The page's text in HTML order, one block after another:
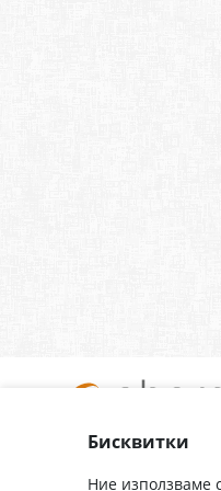
За нас
Контакти
Бисквитки
Ние използваме